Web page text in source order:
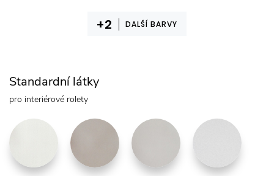
DALŠÍ BARVY
Standardní látky
pro interiérové rolety